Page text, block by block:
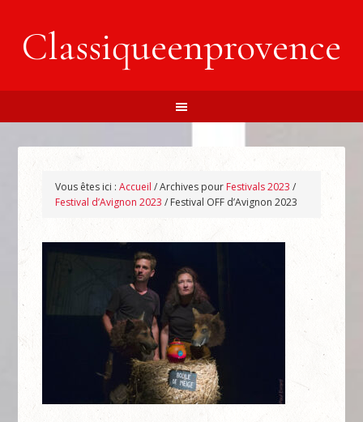
Classiqueenprovence
Vous êtes ici :Accueil /Archives pour Festivals 2023 /
Festival d’Avignon 2023 / Festival OFF d’Avignon 2023